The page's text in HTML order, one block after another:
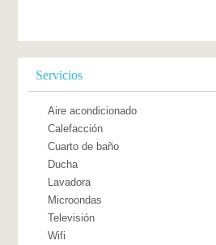
Servicios
Aire acondicionado
Calefacción
Cuarto de baño
Ducha
Lavadora
Microondas
Televisión
Wifi